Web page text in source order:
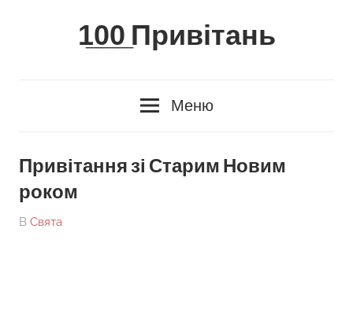
1̲0̲0̲ Привітань
Меню
Привітання зі Старим Новим
роком
On
By
В Свята